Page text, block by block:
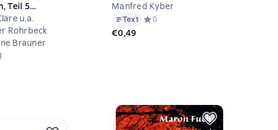
Teil 5
u.a.
Rohrbeck
Brauner
рейтинг 5 на основе 1 оценок
Manfred Kyber
Text Средний рейтинг 0 на основе 0
0
€0,49